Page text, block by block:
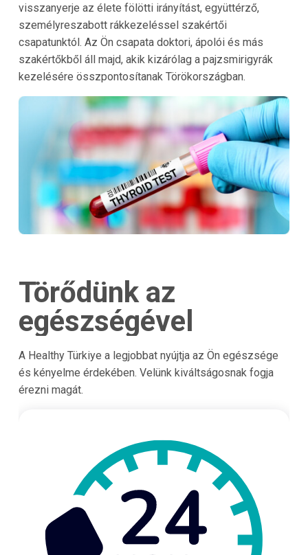
visszanyerje az élete fölötti irányítást, együttérző,
személyreszabott rákkezeléssel szakértői
csapatunktól. Az Ön csapata doktori, ápolói és más
szakértőkből áll majd, akik kizárólag a pajzsmirigyrák
kezelésére összpontosítanak Törökországban.
Törődünk az
egészségével
A Healthy Türkiye a legjobbat nyújtja az Ön egészsége
és kényelme érdekében. Velünk kiváltságosnak fogja
érezni magát.